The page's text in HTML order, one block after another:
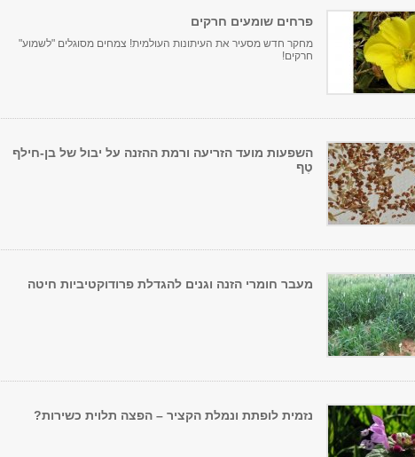
פרחים שומעים חרקים
מחקר חדש מסעיר את העיתונות העולמית! צמחים מסוגלים "לשמוע"
חרקים!
השפעות מועד הזריעה ורמת ההזנה על יבול של בן-חילף
טֶף
מעבר חומרי הזנה וגנים להגדלת פרודוקטיביות חיטה
נזמית לופתת ונמלת הקציר – הפצה תלוית כשירות?